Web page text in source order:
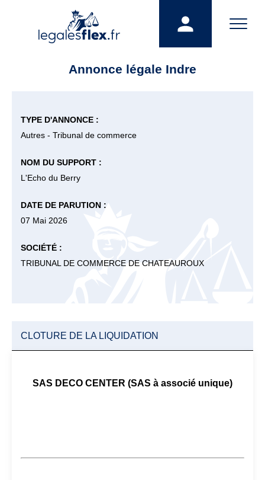
Annonce légale Indre
TYPE D'ANNONCE :
Autres - Tribunal de commerce
NOM DU SUPPORT :
L'Echo du Berry
DATE DE PARUTION :
07 Mai 2026
SOCIÉTÉ :
TRIBUNAL DE COMMERCE DE CHATEAUROUX
CLOTURE DE LA LIQUIDATION
SAS DECO CENTER (SAS à associé unique)